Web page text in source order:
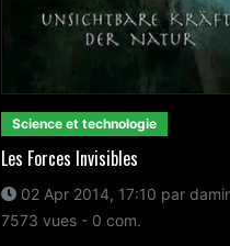
Science et technologie
Les Forces Invisibles
02 Apr 2014, 17:10 par
7573 vues - 0 com.